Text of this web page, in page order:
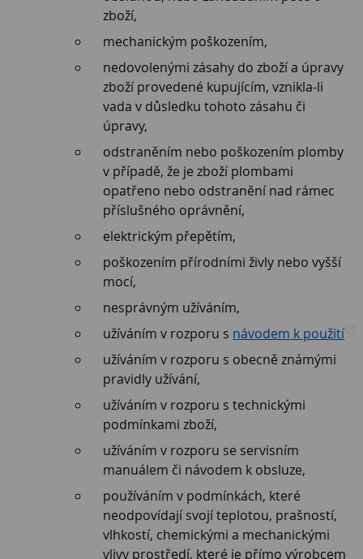
zboží,
mechanickým poškozením,
nedovolenými zásahy do zboží a úpravy
zboží provedené kupujícím, vznikla-li
vada v důsledku tohoto zásahu či
úpravy,
odstraněním nebo poškozením plomby
v případě, že je zboží plombami
opatřeno nebo odstranění nad rámec
příslušného oprávnění,
elektrickým přepětím,
poškozením přírodními živly nebo vyšší
mocí,
nesprávným užíváním,
užíváním v rozporu s návodem k použití
užíváním v rozporu s obecně známými
pravidly užívání,
užíváním v rozporu s technickými
podmínkami zboží,
užíváním v rozporu se servisním
manuálem či návodem k obsluze,
používáním v podmínkách, které
neodpovídají svojí teplotou, prašností,
vlhkostí, chemickými a mechanickými
vlivy prostředí, které je přímo výrobcem